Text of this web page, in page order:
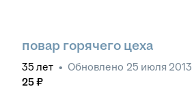
повар горячего цеха
35 лет • Обновлено 25 июля 2013
25₽